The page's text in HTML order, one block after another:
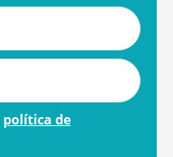
política de